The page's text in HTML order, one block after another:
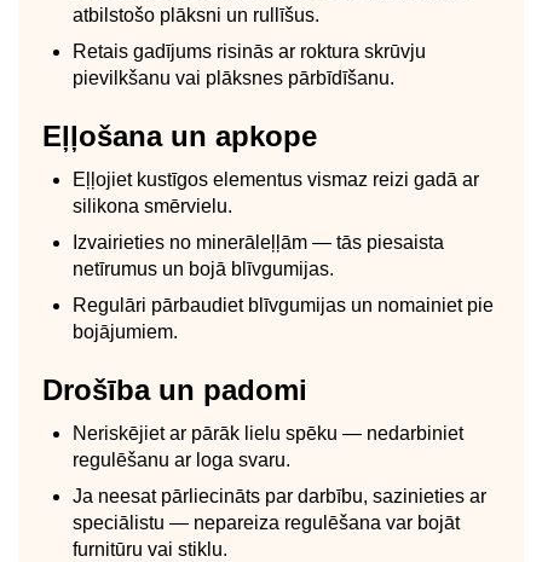
atbilstošo plāksni un rullīšus.
Retais gadījums risinās ar roktura skrūvju
pievilkšanu vai plāksnes pārbīdīšanu.
Eļļošana un apkope
Eļļojiet kustīgos elementus vismaz reizi gadā ar
silikona smērvielu.
Izvairieties no minerāleļļām — tās piesaista
netīrumus un bojā blīvgumijas.
Regulāri pārbaudiet blīvgumijas un nomainiet pie
bojājumiem.
Drošība un padomi
Neriskējiet ar pārāk lielu spēku — nedarbiniet
regulēšanu ar loga svaru.
Ja neesat pārliecināts par darbību, sazinieties ar
speciālistu — nepareiza regulēšana var bojāt
furnitūru vai stiklu.